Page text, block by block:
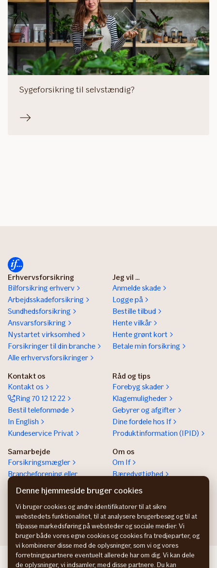
Sygeforsikring til selvstændig?
Erhvervsforsikring
Bilforsikring erhverv
Arbejdsskadeforsikring
Sundhedsforsikring
Ansvarsforsikring
Nystartet virksomhed
Forsikringer til din branche
Alle erhvervsforsikringer
Jeg vil ...
Anmelde skade
Logge på
Bestille tilbud
Hente vilkår
Hente grønt kort
Betale min forsikring
Kontakt os
Kontakt os
Ring 70 12 12 22
Bestil telefonmøde
In English
Kundeservice Privat
Råd og tips
Forebyg skader
Klagemuligheder
Gebyrer og afgifter
Dine fordele hos If
Produktinformation (IPID)
Samarbejde
Forsikringsmægler
Brancheforening eller
organisation
If vejhjælp Europa
Bliv partner
Om os
Om If
Bæredygtighed
If företagsförsäkring SE
Denne hjemmeside bruger cookies
Vi bruger cookies og andre identifikatorer til at sikre
webstedets funktionalitet, til at analysere brugerbesøg og til at
tilpasse markedsføring på websteder og sociale medier. Vi
bruger både vores egne cookies og cookies fra tredjeparter, og
vi kombinerer disse med de oplysninger, som vi og vores
forretningspartnere eventuelt allerede har om dig. Vi kan dele
de oplysninger, vi indsamler, med disse partnere. Du kan